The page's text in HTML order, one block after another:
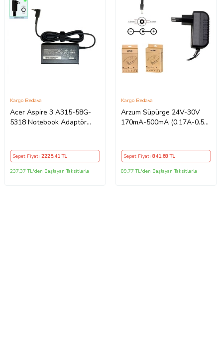
Acer Aspire 3 A315-58G-
5318 Notebook Adaptör
Kargo Bedava
Sepet Fiyatı2225,41 TL
237,37 TL'den Başlayan Taksitlerle
Arzum Süpürge 24V-30V
170mA-500mA (0.17A-0.5A)
Kargo Bedava
Sepet Fiyatı841,68 TL
89,77 TL'den Başlayan Taksitlerle